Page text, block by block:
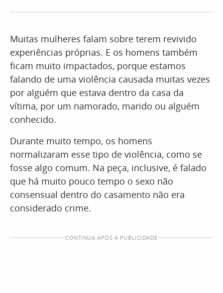
Muitas mulheres falam sobre terem revivido
experiências próprias. E os homens também
ficam muito impactados, porque estamos
falando de uma violência causada muitas vezes
por alguém que estava dentro da casa da
vítima, por um namorado, marido ou alguém
conhecido.
Durante muito tempo, os homens
normalizaram esse tipo de violência, como se
fosse algo comum. Na peça, inclusive, é falado
que há muito pouco tempo o sexo não
consensual dentro do casamento não era
considerado crime.
CONTINUA APÓS A PUBLICIDADE